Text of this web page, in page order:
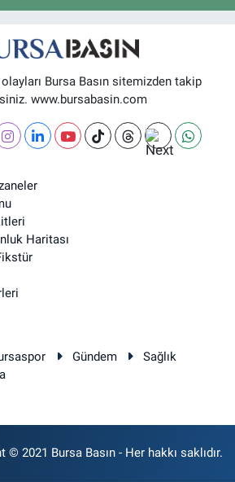
Bursa Basın sitemizden takip
www.bursabasin.com
Haritası
Gündem
Sağlık
© 2021 Bursa Basın - Her hakkı saklıdır.